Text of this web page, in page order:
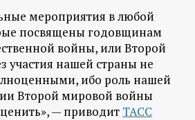
мероприятия в любой
посвящены годовщинам
войны, или Второй
участия нашей страны не
ибо роль нашей
Второй мировой войны
— приводит ТАСС